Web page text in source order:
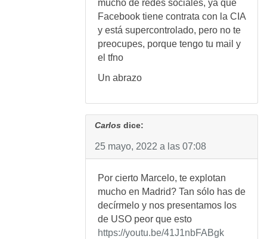
mucho de redes sociales, ya que
Facebook tiene contrata con la CIA
y está supercontrolado, pero no te
preocupes, porque tengo tu mail y
el tfno
Un abrazo
Carlos dice:
25 mayo, 2022 a las 07:08
Por cierto Marcelo, te explotan
mucho en Madrid? Tan sólo has de
decírmelo y nos presentamos los
de USO peor que esto
https://youtu.be/41J1nbFABgk